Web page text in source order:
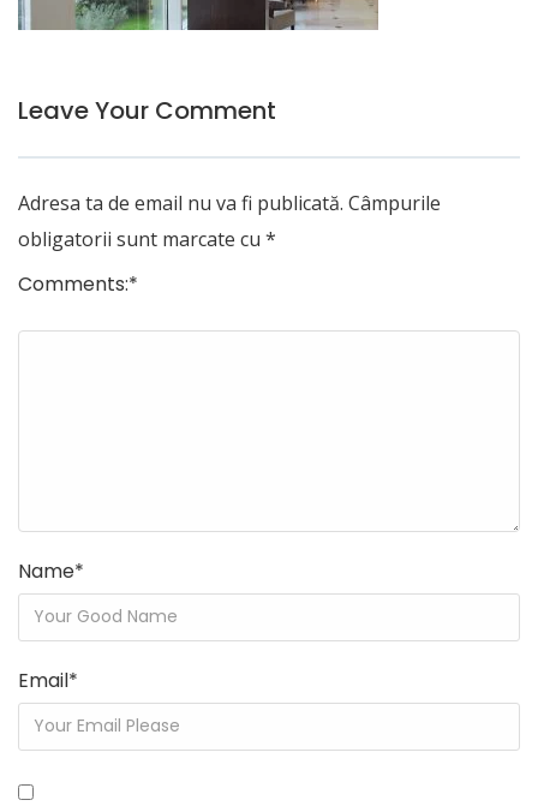
Leave Your Comment
Adresa ta de email nu va fi publicată. Câmpurile
obligatorii sunt marcate cu *
Comments:*
Name*
Email*